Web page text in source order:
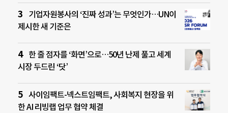
기업자원봉사의 ‘진짜 성과’는 무엇인가…UN이
제시한 새 기준은
한 줄 점자를 ‘화면’으로…50년 난제 풀고 세계
시장 두드린 ‘닷’
사이임팩트-넥스트임팩트, 사회복지 현장을 위
한 AI 리빙랩 업무 협약 체결